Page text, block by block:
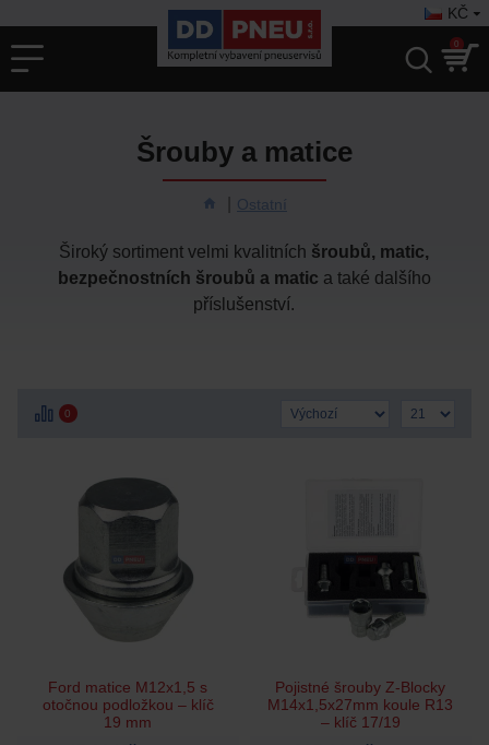
KČ
0
Ostatní
Šrouby a matice
Široký sortiment velmi kvalitních šroubů, matic,
bezpečnostních šroubů a matic a také dalšího
příslušenství.
0
Ford matice M12x1,5 s
otočnou podložkou – klíč
19 mm
Pojistné šrouby Z-Blocky
M14x1,5x27mm koule R13
– klíč 17/19